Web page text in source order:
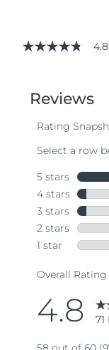
4.8
stars,
average
value.
Same
page
link.
4.8